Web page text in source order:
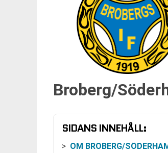
Broberg/
SIDANS INNEHÅLL:
OM BROBERG/SÖDERHAMN VS